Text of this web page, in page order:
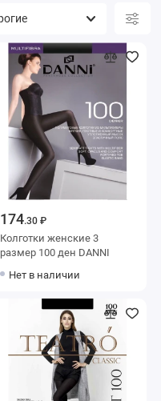
174.30 ₽
Колготки женские 3
размер 100 ден DANNI
Нет в наличии